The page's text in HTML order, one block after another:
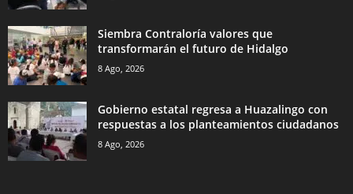
Siembra Contraloría valores que
transformarán el futuro de Hidalgo
8 Ago, 2026
Gobierno estatal regresa a Huazalingo con
respuestas a los planteamientos ciudadanos
8 Ago, 2026